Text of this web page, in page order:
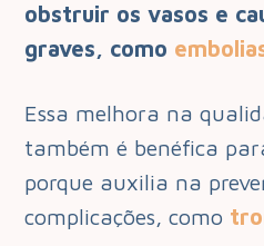
obstruir os vasos e
graves, como
Essa melhora na
também é benéfica
porque auxilia na
complicações, como